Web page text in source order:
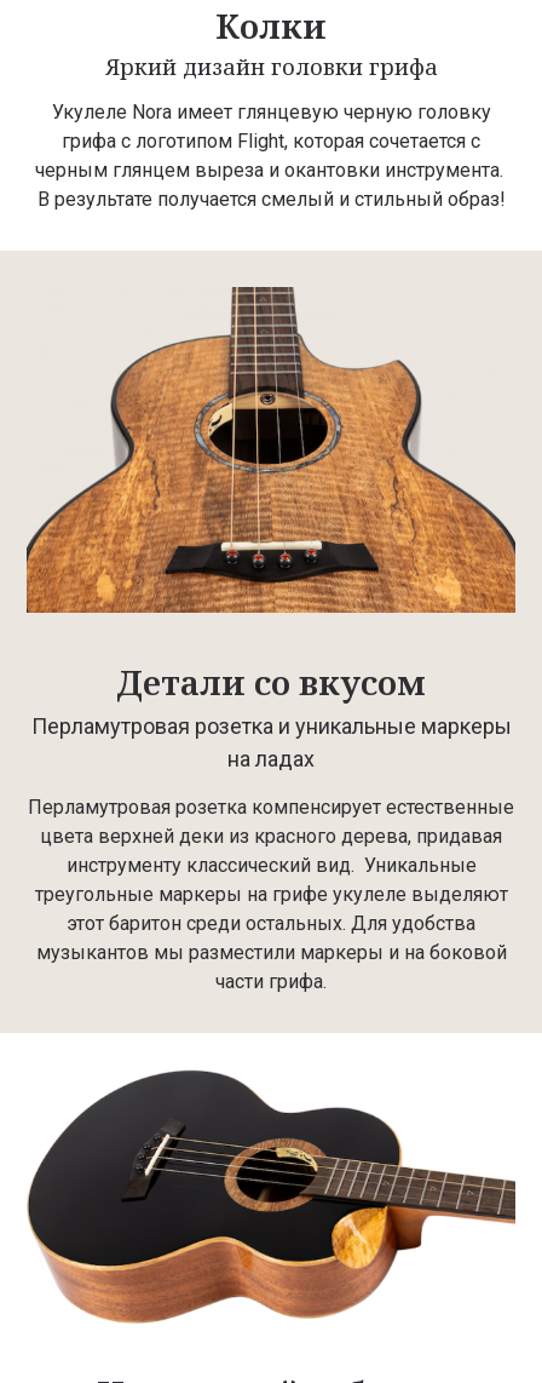
Колки
Яркий дизайн головки грифа
Укулеле Nora имеет глянцевую черную головку
грифа с логотипом Flight, которая сочетается с
черным глянцем выреза и окантовки инструмента.
В результате получается смелый и стильный образ!
Детали со вкусом
Перламутровая розетка и уникальные маркеры
на ладах
Перламутровая розетка компенсирует естественные
цвета верхней деки из красного дерева, придавая
инструменту классический вид. Уникальные
треугольные маркеры на грифе укулеле выделяют
этот баритон среди остальных. Для удобства
музыкантов мы разместили маркеры и на боковой
части грифа.